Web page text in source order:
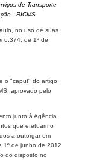
de Transporte
- RICMS
no uso de suas
6.374, de 1º de
o "caput" do artigo
aprovado pelo
junto à Agência
que efetuam o
a outorgar em
1º de junho de 2012
do disposto no